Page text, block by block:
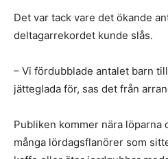
Det var tack vare det ökande
deltagarrekordet kunde slås.
– Vi fördubblade antalet barn
jätteglada för, sas det från
Publiken kommer nära löparna
många lördagsflanörer som